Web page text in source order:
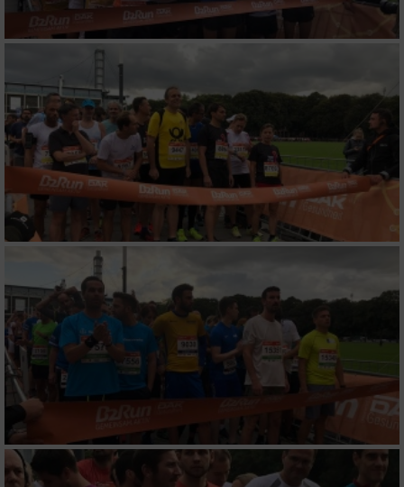
Analyse von Zielgruppen durch Statistiken
oder Kombinationen von Daten aus
verschiedenen Quellen
Entwicklung und Verbesserung der Angebote
Verwendung reduzierter Daten zur Auswahl
von Inhalten
IAB-Besonderheiten:
Verwendung genauer Standortdaten
Geräte anhand von aktiv angeforderten
Informationen identifizieren
Nicht-IAB-Verarbeitungszwecke:
Notwendig
Performance